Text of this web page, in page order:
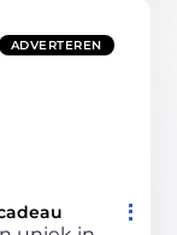
ADVERTEREN